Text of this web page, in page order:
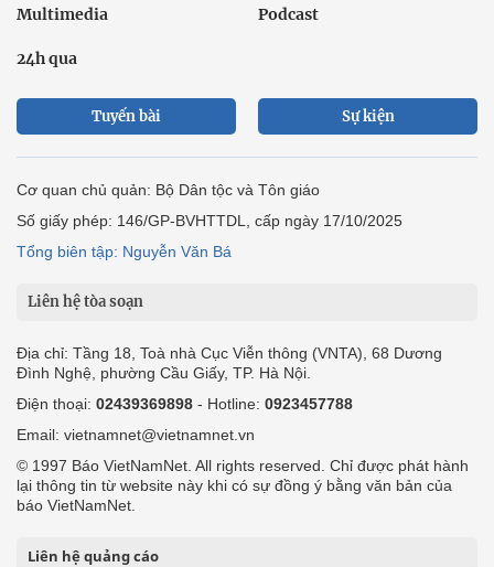
Multimedia Podcast
24h qua
Tuyến bài Sự kiện
Cơ quan chủ quản: Bộ Dân tộc và Tôn giáo
Số giấy phép: 146/GP-BVHTTDL, cấp ngày 17/10/2025
Tổng biên tập: Nguyễn Văn Bá
Liên hệ tòa soạn
Địa chỉ: Tầng 18, Toà nhà Cục Viễn thông (VNTA), 68 Dương
Đình Nghệ, phường Cầu Giấy, TP. Hà Nội.
Điện thoại: 02439369898 - Hotline: 0923457788
Email: vietnamnet@vietnamnet.vn
© 1997 Báo VietNamNet. All rights reserved. Chỉ được phát hành
lại thông tin từ website này khi có sự đồng ý bằng văn bản của
báo VietNamNet.
Liên hệ quảng cáo